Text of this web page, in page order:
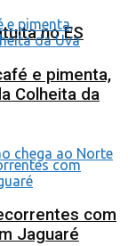
no ES
e pimenta,
Colheita da
com
Jaguaré